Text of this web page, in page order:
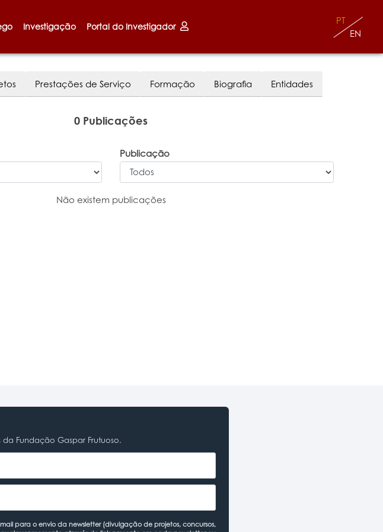
Investigação Portal do Investigador
EN
PT
Prestações de Serviço Formação Biografia Entidades
0 Publicações
Publicação
Não existem publicações
Fundação Gaspar Frutuoso.
para o envio da newsletter (divulgação de projetos, concursos,